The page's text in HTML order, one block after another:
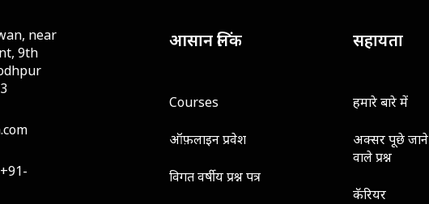
near
9th
आसान लिंक
Courses
ऑफ़लाइन प्रवेश
विगत वर्षीय प्रश्न पत्र
सहायता
हमारे बारे में
अक्सर पूछे जाने
वाले प्रश्न
कॅरियर